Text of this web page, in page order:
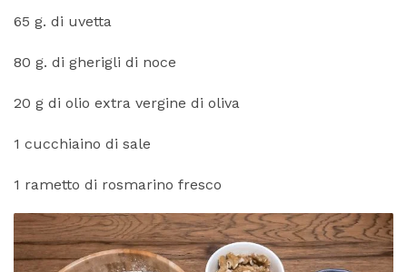
65 g. di uvetta
80 g. di gherigli di noce
20 g di olio extra vergine di oliva
1 cucchiaino di sale
1 rametto di rosmarino fresco